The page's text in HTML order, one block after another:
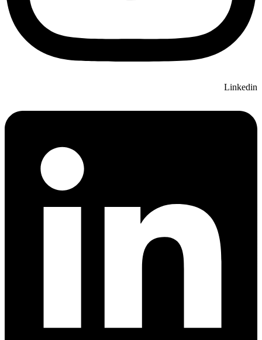
Linkedin